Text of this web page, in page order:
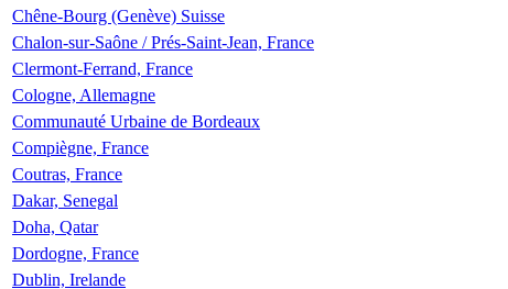
Chêne-Bourg (Genève) Suisse
Chalon-sur-Saône / Prés-Saint-Jean, France
Clermont-Ferrand, France
Cologne, Allemagne
Communauté Urbaine de Bordeaux
Compiègne, France
Coutras, France
Dakar, Senegal
Doha, Qatar
Dordogne, France
Dublin, Irelande